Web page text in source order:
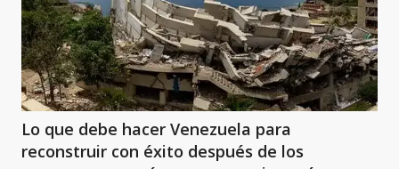
Lo que debe hacer Venezuela para
reconstruir con éxito después de los